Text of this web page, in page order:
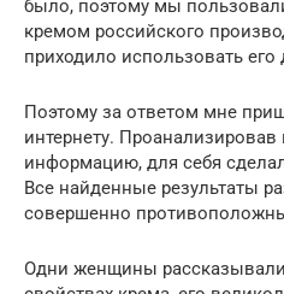
было, поэтому мы
кремом российского
приходило использовать его
Поэтому за ответом мне
интернету.
информацию, для себя
Все найденные результаты
совершенно
Одни женщины